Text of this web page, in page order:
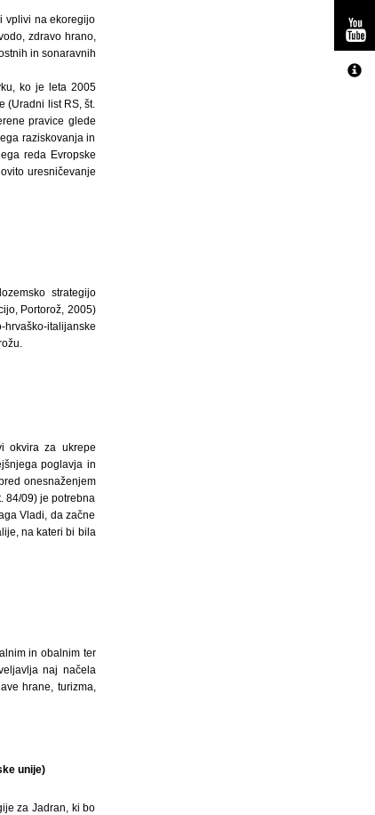
vplivi na ekoregijo
zdravo hrano,
in sonaravnih
ko je leta 2005
(Uradni list RS, št.
pravice glede
raziskovanja in
reda Evropske
uresničevanje
strategijo
Portorož, 2005)
italijanske
okvira za ukrepe
poglavja in
onesnaženjem
84/09) je potrebna
Vladi, da začne
na kateri bi bila
in obalnim ter
naj načela
hrane, turizma,
unije)
za Jadran, ki bo